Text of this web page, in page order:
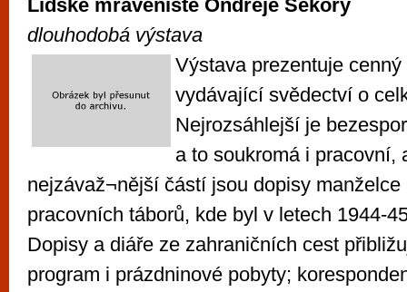
Lidské mraveniště Ondřeje Sekory
dlouhodobá výstava
Výstava prezentuje cenný
vydávající svědectví o
Nejrozsáhlejší je
a to soukromá i pracovní,
nejzávaž¬nější částí jsou dopisy manželce
pracovních táborů, kde byl v letech 1944-
Dopisy a diáře ze zahraničních cest
program i prázdninové pobyty;